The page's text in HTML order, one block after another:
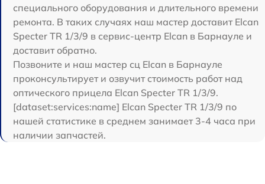
специального оборудования и длительного времени
ремонта. В таких случаях наш мастер доставит Elcan
Specter TR 1/3/9 в сервис-центр Elcan в Барнауле и
доставит обратно.
Позвоните и наш мастер сц Elcan в Барнауле
проконсультирует и озвучит стоимость работ над
оптического прицела Elcan Specter TR 1/3/9.
[dataset:services:name] Elcan Specter TR 1/3/9 по
нашей статистике в среднем занимает 3-4 часа при
наличии запчастей.